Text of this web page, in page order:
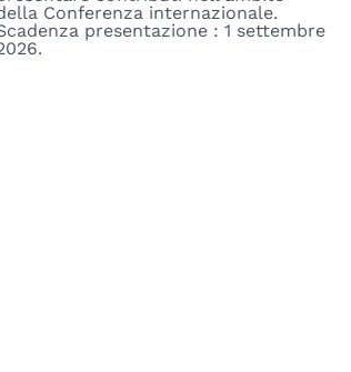
Conferenza internazionale.
presentazione : 1 settembre